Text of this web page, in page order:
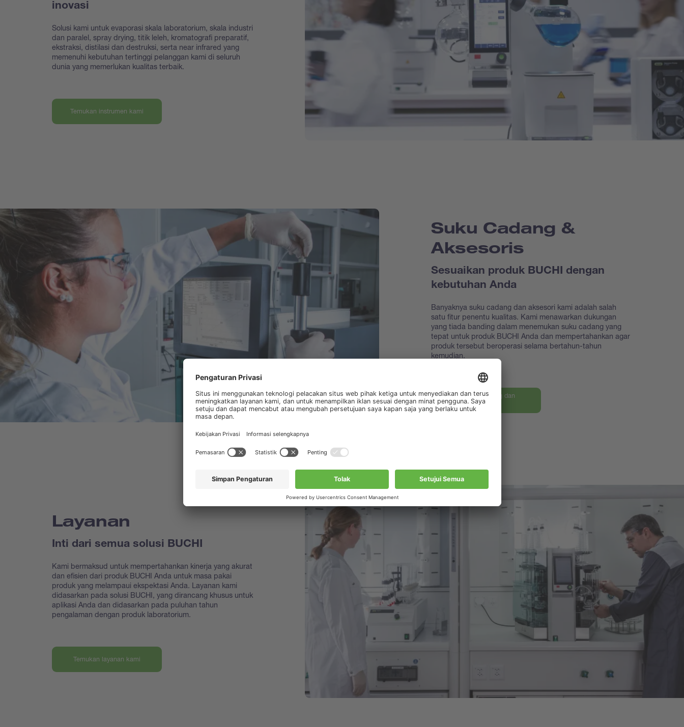
inovasi
Solusi kami untuk evaporasi skala laboratorium, skala industri
dan paralel, spray drying, titik leleh, kromatografi preparatif,
ekstraksi, distilasi dan destruksi, serta near infrared yang
memenuhi kebutuhan tertinggi pelanggan kami di seluruh
dunia yang memerlukan kualitas terbaik.
Temukan instrumen kami
Suku Cadang &
Aksesoris
Sesuaikan produk BUCHI dengan
kebutuhan Anda
Banyaknya suku cadang dan aksesori kami adalah salah
satu fitur penentu kualitas. Kami menawarkan dukungan
yang tiada banding dalam menemukan suku cadang yang
tepat untuk produk BUCHI Anda dan mempertahankan agar
produk tersebut beroperasi selama bertahun-tahun
kemudian.
Temukan suku cadang dan
aksesori kami
Layanan
Inti dari semua solusi BUCHI
Kami bermaksud untuk mempertahankan kinerja yang akurat
dan efisien dari produk BUCHI Anda untuk masa pakai
produk yang melampaui ekspektasi Anda. Layanan kami
didasarkan pada solusi BUCHI, yang dirancang khusus untuk
aplikasi Anda dan didasarkan pada puluhan tahun
pengalaman dengan produk laboratorium.
Temukan layanan kami